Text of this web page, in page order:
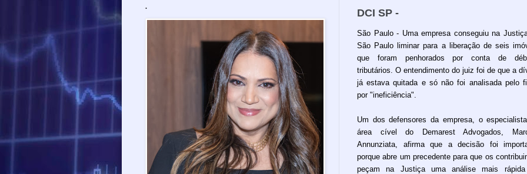
DCI SP -
São Paulo - Uma empresa conseguiu na
São Paulo liminar para a liberação de seis
que foram penhorados por conta de
tributários. O entendimento do juiz foi de que a
já estava quitada e só não foi analisada pelo
por "ineficiência".
Um dos defensores da empresa, o
área cível do Demarest Advogados,
Annunziata, afirma que a decisão foi
porque abre um precedente para que os
peçam na Justiça uma análise mais
.